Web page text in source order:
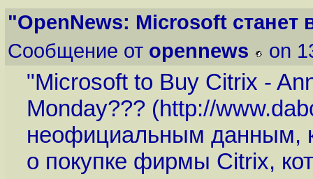
"OpenNews: Microsoft станет
Сообщение от opennews on
"Microsoft to Buy Citrix -
Monday??? (http://
неофициальным данным,
о покупке фирмы Citrix,